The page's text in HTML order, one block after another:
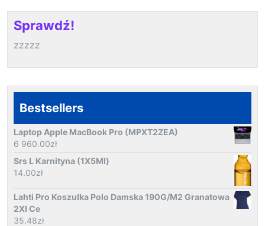
Sprawdź!
zzzzz
Bestsellers
Laptop Apple MacBook Pro (MPXT2ZEA)
6 960.00zł
Srs L Karnityna (1X5Ml)
14.00zł
Lahti Pro Koszulka Polo Damska 190G/M2 Granatowa
2Xl Ce
35.48zł